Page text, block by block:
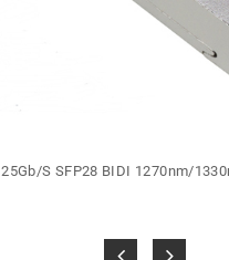
25Gb/S SFP28 BIDI 1270nm/